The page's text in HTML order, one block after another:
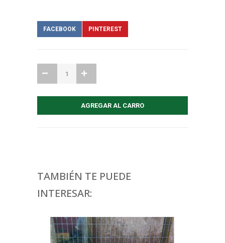
FACEBOOK PINTEREST
TAMBIÉN TE PUEDE
INTERESAR: